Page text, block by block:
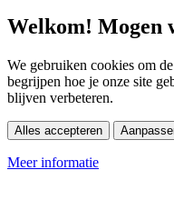
Welkom! Mogen
We gebruiken cookies om
begrijpen hoe je onze site
blijven verbeteren.
Alles accepteren
Meer informatie